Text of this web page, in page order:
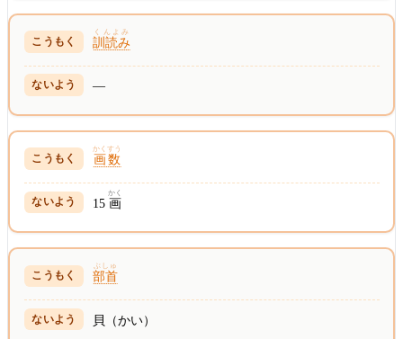
訓読み
くんよみ
—
画数
かくすう
15画
かく
部首
ぶしゅ
貝（かい）